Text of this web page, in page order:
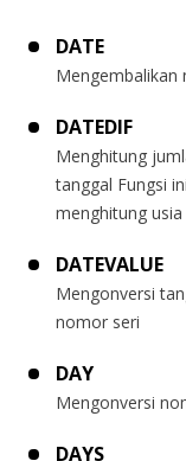
DATE
Mengembalikan
DATEDIF
Menghitung
tanggal Fungsi
menghitung usia
DATEVALUE
Mengonversi
nomor seri
DAY
Mengonversi
DAYS